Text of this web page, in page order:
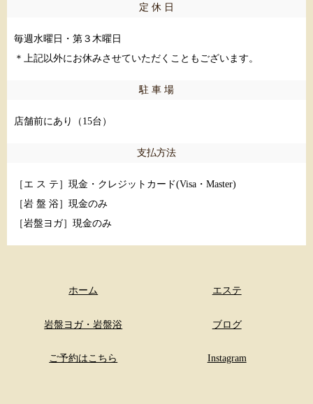
定 休 日
毎週水曜日・第３木曜日
＊上記以外にお休みさせていただくこともございます。
駐 車 場
店舗前にあり（15台）
支払方法
［エ ス テ］現金・クレジットカード(Visa・Master)
［岩 盤 浴］現金のみ
［岩盤ヨガ］現金のみ
ホーム エステ
岩盤ヨガ・岩盤浴 ブログ
ご予約はこちら Instagram